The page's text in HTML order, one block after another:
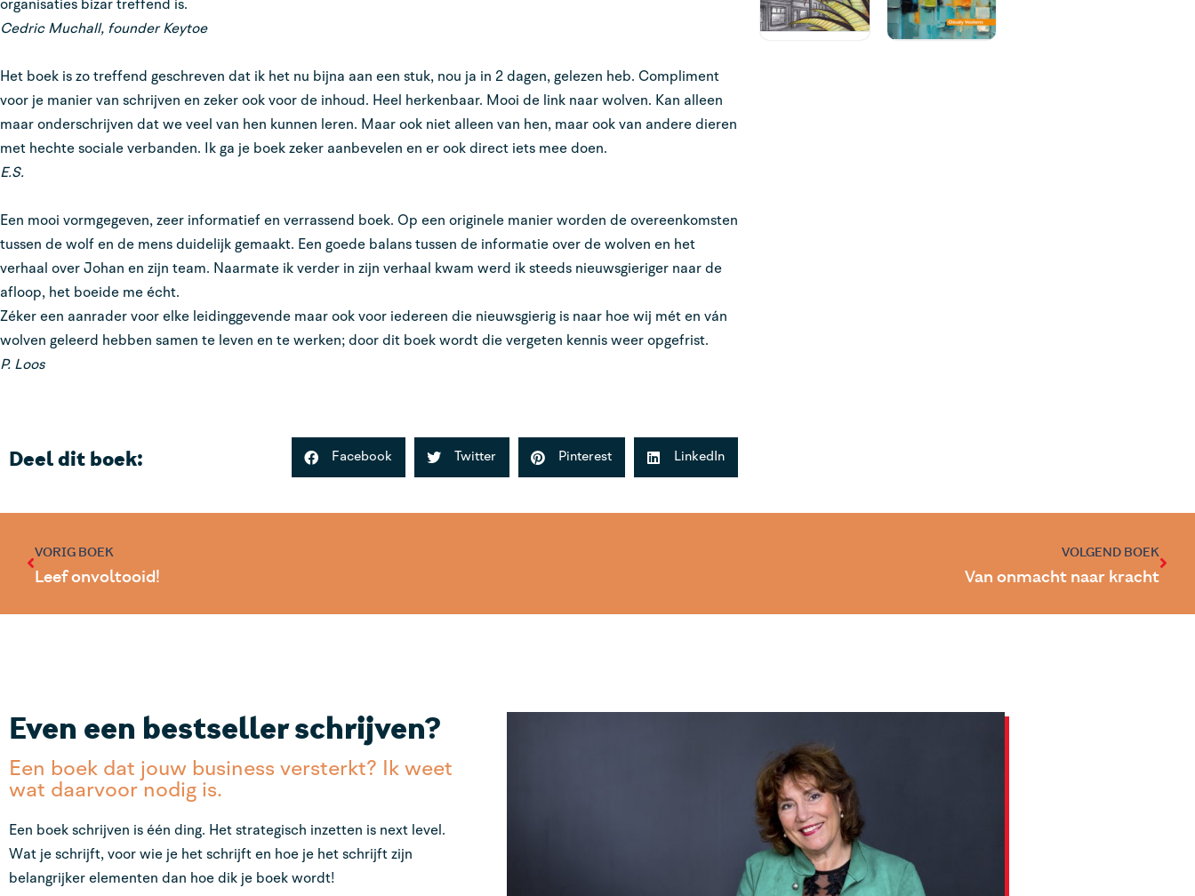
organisaties bizar treffend is.
Cedric Muchall, founder Keytoe
Het boek is zo treffend geschreven dat ik het nu bijna aan een stuk, nou ja in 2 dagen, gelezen heb. Compliment
voor je manier van schrijven en zeker ook voor de inhoud. Heel herkenbaar. Mooi de link naar wolven. Kan alleen
maar onderschrijven dat we veel van hen kunnen leren. Maar ook niet alleen van hen, maar ook van andere dieren
met hechte sociale verbanden. Ik ga je boek zeker aanbevelen en er ook direct iets mee doen.
E.S.
Een mooi vormgegeven, zeer informatief en verrassend boek. Op een originele manier worden de overeenkomsten
tussen de wolf en de mens duidelijk gemaakt. Een goede balans tussen de informatie over de wolven en het
verhaal over Johan en zijn team. Naarmate ik verder in zijn verhaal kwam werd ik steeds nieuwsgieriger naar de
afloop, het boeide me écht.
Zéker een aanrader voor elke leidinggevende maar ook voor iedereen die nieuwsgierig is naar hoe wij mét en ván
wolven geleerd hebben samen te leven en te werken; door dit boek wordt die vergeten kennis weer opgefrist.
P. Loos
Deel dit boek: Facebook Twitter Pinterest LinkedIn
VORIG BOEK
Leef onvoltooid!
VOLGEND BOEK
Van onmacht naar kracht
Even een bestseller schrijven?
Een boek dat jouw business versterkt? Ik weet
wat daarvoor nodig is.
Een boek schrijven is één ding. Het strategisch inzetten is next level.
Wat je schrijft, voor wie je het schrijft en hoe je het schrijft zijn
belangrijker elementen dan hoe dik je boek wordt!